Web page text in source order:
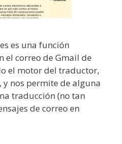
es una función
el correo de Gmail de
el motor del traductor,
nos permite de alguna
traducción (no tan
de correo en